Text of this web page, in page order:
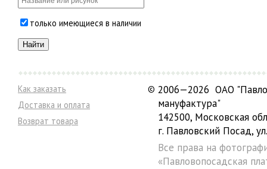
только имеющиеся в наличии
Как заказать
Доставка и оплата
Возврат товара
© 2006—2026 ОАО
мануфактура"
142500, Московская
г. Павловский Посад,
Все права на
«Павловопосадская